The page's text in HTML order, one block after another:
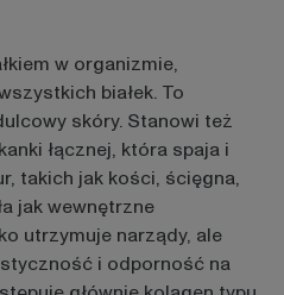
w organizmie,
białek. To
skóry. Stanowi też
łącznej, która spaja i
takich jak kości, ścięgna,
jak wewnętrzne
utrzymuje narządy, ale
i odporność na